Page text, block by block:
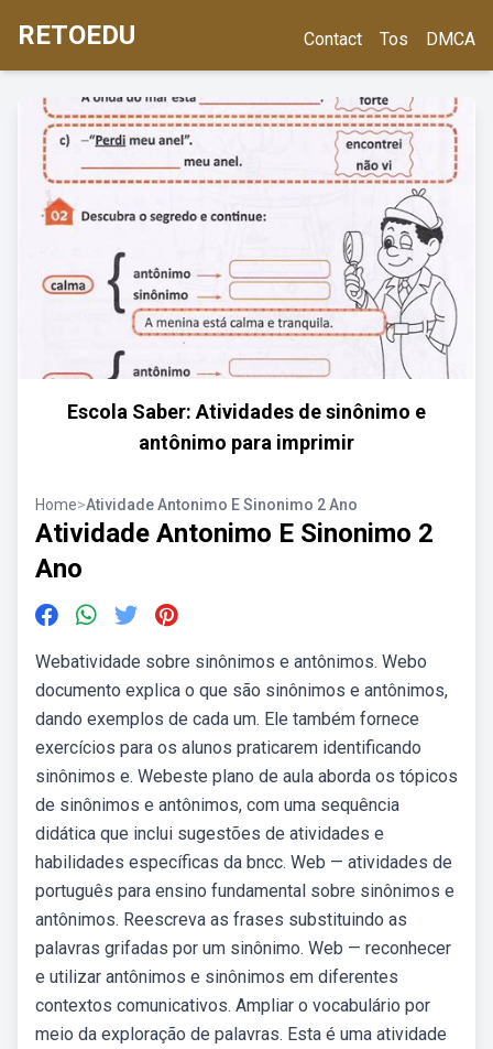
RETOEDU Contact Tos DMCA
Escola Saber: Atividades de sinônimo e
antônimo para imprimir
Home>Atividade Antonimo E Sinonimo 2 Ano
Atividade Antonimo E Sinonimo 2
Ano
Webatividade sobre sinônimos e antônimos. Webo
documento explica o que são sinônimos e antônimos,
dando exemplos de cada um. Ele também fornece
exercícios para os alunos praticarem identificando
sinônimos e. Webeste plano de aula aborda os tópicos
de sinônimos e antônimos, com uma sequência
didática que inclui sugestões de atividades e
habilidades específicas da bncc. Web — atividades de
português para ensino fundamental sobre sinônimos e
antônimos. Reescreva as frases substituindo as
palavras grifadas por um sinônimo. Web — reconhecer
e utilizar antônimos e sinônimos em diferentes
contextos comunicativos. Ampliar o vocabulário por
meio da exploração de palavras. Esta é uma atividade